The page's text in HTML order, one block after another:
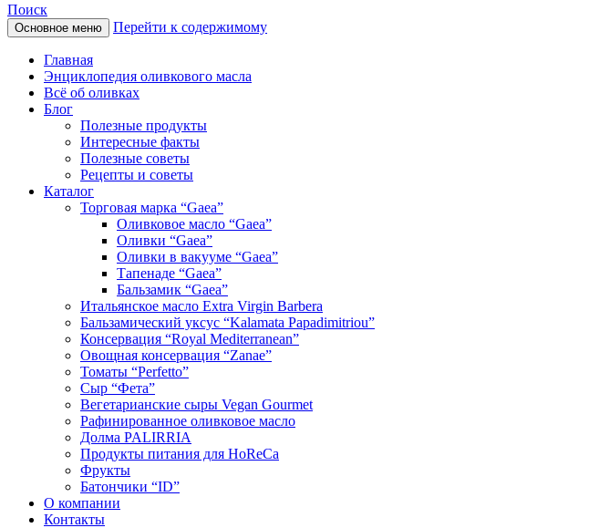
Поиск
Основное меню Перейти к содержимому
Главная
Энциклопедия оливкового масла
Всё об оливках
Блог
Полезные продукты
Интересные факты
Полезные советы
Рецепты и советы
Каталог
Торговая марка “Gaea”
Оливковое масло “Gaea”
Оливки “Gaea”
Оливки в вакууме “Gaea”
Тапенаде “Gaea”
Бальзамик “Gaea”
Итальянское масло Extra Virgin Barbera
Бальзамический уксус “Kalamata Papadimitriou”
Консервация “Royal Mediterranean”
Овощная консервация “Zanae”
Томаты “Perfetto”
Сыр “Фета”
Вегетарианские сыры Vegan Gourmet
Рафинированное оливковое масло
Долма PALIRRIA
Продукты питания для HoReCa
Фрукты
Батончики “ID”
О компании
Контакты